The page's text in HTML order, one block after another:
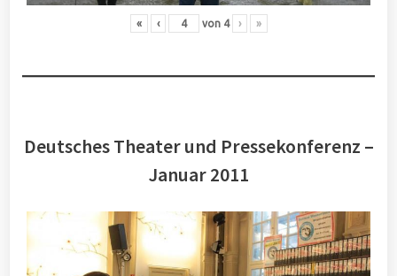
« ‹ von 4 › »
Deutsches Theater und Pressekonferenz –
Januar 2011